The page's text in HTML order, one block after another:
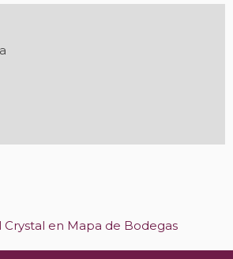
Crystal en Mapa de Bodegas